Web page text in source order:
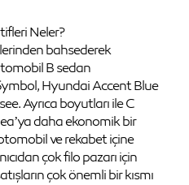
Neler?
bahsederek
B sedan
Hyundai Accent Blue
Ayrıca boyutları ile C
daha ekonomik bir
ve rekabet içine
çok filo pazarı için
çok önemli bir kısmı